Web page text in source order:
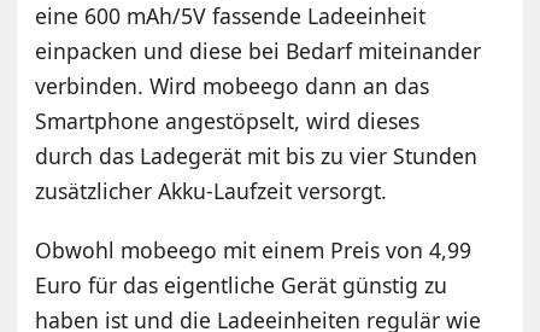
eine 600 mAh/5V fassende Ladeeinheit
einpacken und diese bei Bedarf miteinander
verbinden. Wird mobeego dann an das
Smartphone angestöpselt, wird dieses
durch das Ladegerät mit bis zu vier Stunden
zusätzlicher Akku-Laufzeit versorgt.
Obwohl mobeego mit einem Preis von 4,99
Euro für das eigentliche Gerät günstig zu
haben ist und die Ladeeinheiten regulär wie